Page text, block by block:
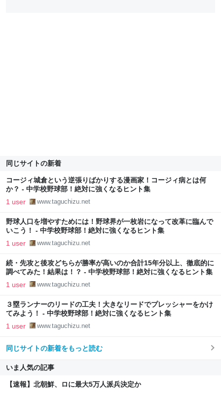
同じサイトの新着
コージィ城倉という逆張りばかりする漫画家！コージィ病とは何
か？ - 中学校野球部！絶対に強くなるヒント集
1 user www.taguchizu.net
野球人口を増やすためには！野球界が一枚岩になって改革に臨んで
いこう！ - 中学校野球部！絶対に強くなるヒント集
1 user www.taguchizu.net
続・先攻と後攻どちらが勝率が高いのか合計15年分以上、徹底的に
調べてみた！結果は！？ - 中学校野球部！絶対に強くなるヒント集
1 user www.taguchizu.net
３塁ランナーのリードの工夫！大きなリードでプレッシャーをかけ
てみよう！ - 中学校野球部！絶対に強くなるヒント集
1 user www.taguchizu.net
同じサイトの新着をもっと読む
いま人気の記事
【速報】北朝鮮、ロに最大5万人派兵決定か